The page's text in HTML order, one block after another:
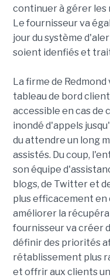
continuer à gérer les
Le fournisseur va
jour du système
soient idenfiés et
La firme de
tableau de bord
accessible en cas de
inondé d'appels
du attendre un long
assistés. Du coup,
son équipe
blogs, de Twitter et
plus efficacement en
améliorer la
fournisseur va créer
définir des priorités
rétablissement plus
et offrir aux clients